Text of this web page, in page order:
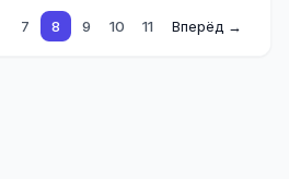
7 8 9 10 11 Вперёд →